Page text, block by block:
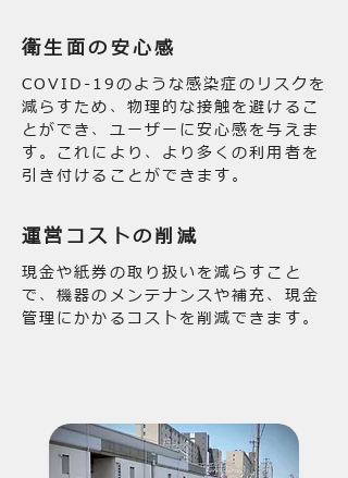
衛生面の安心感
COVID-19のような感染症のリスクを
減らすため、物理的な接触を避けるこ
とができ、ユーザーに安心感を与えま
す。これにより、より多くの利用者を
引き付けることができます。
運営コストの削減
現金や紙券の取り扱いを減らすこと
で、機器のメンテナンスや補充、現金
管理にかかるコストを削減できます。